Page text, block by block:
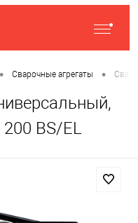
• Сварочные агрегаты •
BS/EL